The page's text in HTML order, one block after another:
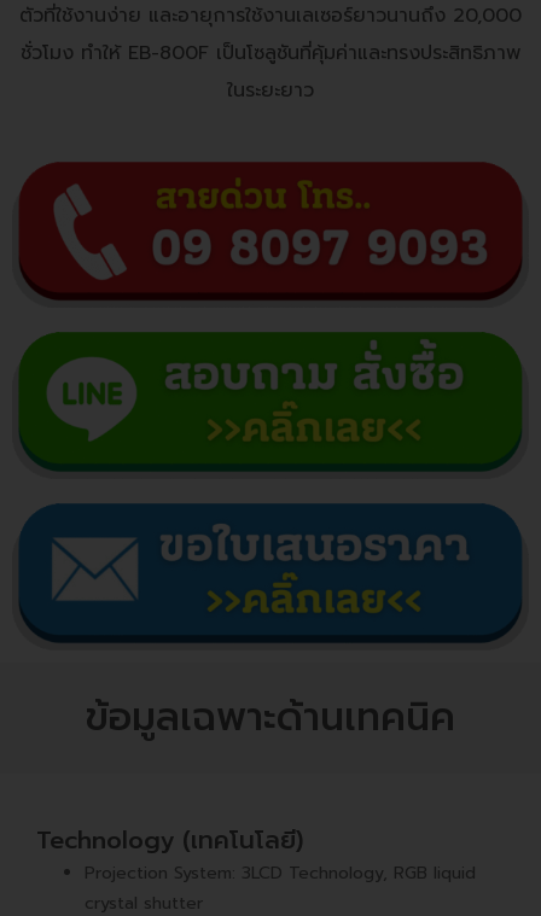
ตัวที่ใช้งานง่าย และอายุการใช้งานเลเซอร์ยาวนานถึง 20,000
ชั่วโมง ทำให้ EB-800F เป็นโซลูชันที่คุ้มค่าและทรงประสิทธิภาพ
ในระยะยาว
ข้อมูลเฉพาะด้านเทคนิค
Technology (เทคโนโลยี)
Projection System: 3LCD Technology, RGB liquid
crystal shutter